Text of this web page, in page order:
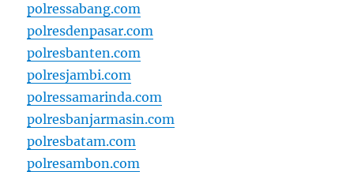
polressabang.com
polresdenpasar.com
polresbanten.com
polresjambi.com
polressamarinda.com
polresbanjarmasin.com
polresbatam.com
polresambon.com